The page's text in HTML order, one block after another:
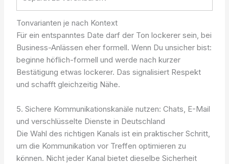
Tonvarianten je nach Kontext
Für ein entspanntes Date darf der Ton lockerer sein, bei
Business-Anlässen eher formell. Wenn Du unsicher bist:
beginne höflich-formell und werde nach kurzer
Bestätigung etwas lockerer. Das signalisiert Respekt
und schafft gleichzeitig Nähe.
5. Sichere Kommunikationskanäle nutzen: Chats, E-Mail
und verschlüsselte Dienste in Deutschland
Die Wahl des richtigen Kanals ist ein praktischer Schritt,
um die Kommunikation vor Treffen optimieren zu
können. Nicht jeder Kanal bietet dieselbe Sicherheit